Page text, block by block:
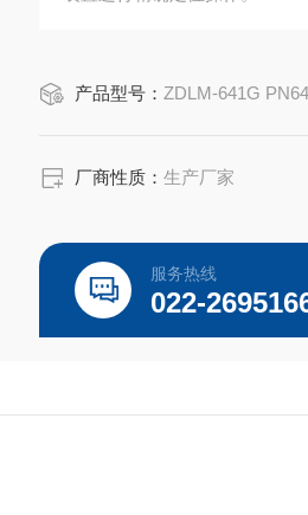
产品型号： ZDLM-641G
厂商性质：生产厂家
服务热线
022-